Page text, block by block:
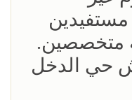
مستفيدين
متخصصين.
حي الدخل